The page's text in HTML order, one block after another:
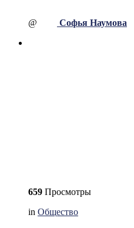
@ Софья Наумова
659 Просмотры
in Общество